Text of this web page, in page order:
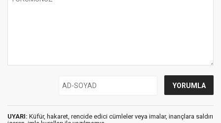
UYARI: Küfür, hakaret, rencide edici cümleler veya imalar, inançlara saldırı